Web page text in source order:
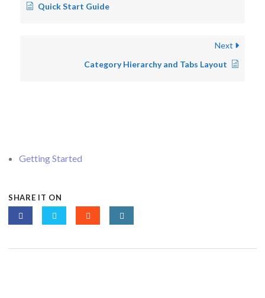
Quick Start Guide
Next
Category Hierarchy and Tabs Layout
Getting Started
SHARE IT ON